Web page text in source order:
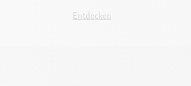
Entdecken